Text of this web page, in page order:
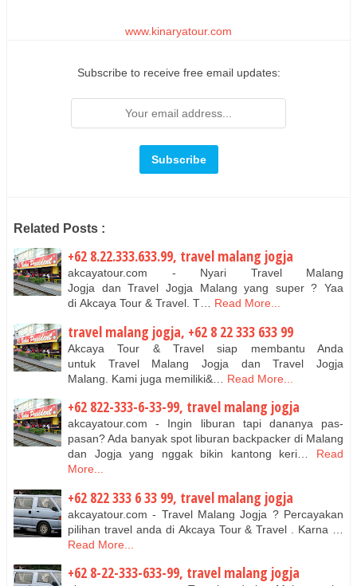
www.kinaryatour.com
Subscribe to receive free email updates:
Related Posts :
+62 8.22.333.633.99, travel malang jogja
akcayatour.com - Nyari Travel Malang
Jogja dan Travel Jogja Malang yang super ? Yaa
di Akcaya Tour & Travel. T…
Read More...
travel malang jogja, +62 8 22 333 633 99
Akcaya Tour & Travel siap membantu Anda
untuk Travel Malang Jogja dan Travel Jogja
Malang. Kami juga memiliki&…
Read More...
+62 822-333-6-33-99, travel malang jogja
akcayatour.com - Ingin liburan tapi dananya pas-
pasan? Ada banyak spot liburan backpacker di Malang
dan Jogja yang nggak bikin kantong keri…
Read
More...
+62 822 333 6 33 99, travel malang jogja
akcayatour.com - Travel Malang Jogja ? Percayakan
pilihan travel anda di Akcaya Tour & Travel . Karna …
Read More...
+62 8-22-333-633-99, travel malang jogja